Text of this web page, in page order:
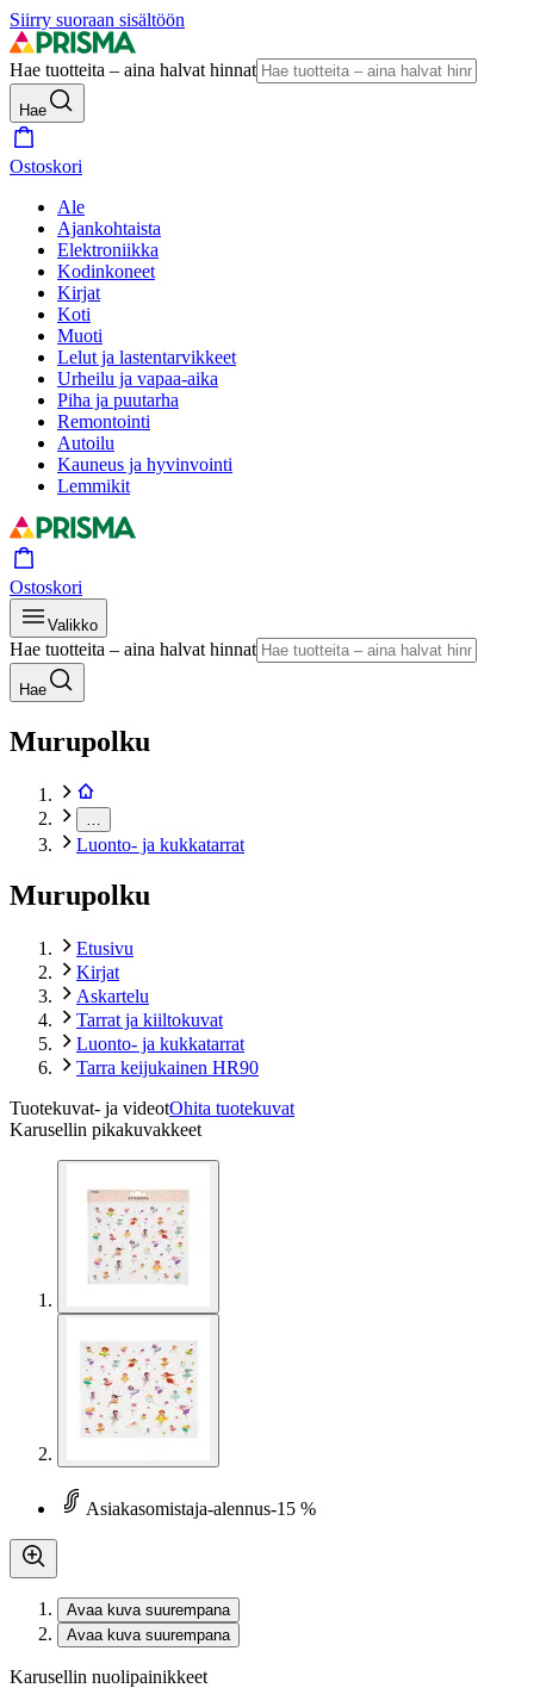
Siirry suoraan sisältöön
Hae tuotteita – aina halvat hinnat
Hae
Ostoskori
Ale
Ajankohtaista
Elektroniikka
Kodinkoneet
Kirjat
Koti
Muoti
Lelut ja lastentarvikkeet
Urheilu ja vapaa-aika
Piha ja puutarha
Remontointi
Autoilu
Kauneus ja hyvinvointi
Lemmikit
Ostoskori
Valikko
Hae tuotteita – aina halvat hinnat
Hae
Murupolku
Luonto- ja kukkatarrat
Murupolku
Etusivu
Kirjat
Askartelu
Tarrat ja kiiltokuvat
Luonto- ja kukkatarrat
Tarra keijukainen HR90
Tuotekuvat- ja videotOhita tuotekuvat
Karusellin pikakuvakkeet
Asiakasomistaja-alennus-15 %
Avaa kuva suurempana
Avaa kuva suurempana
Karusellin nuolipainikkeet